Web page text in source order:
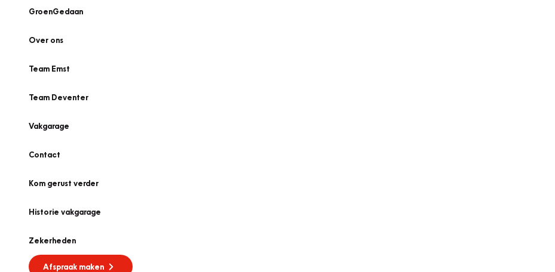
GroenGedaan
Over ons
Team Emst
Team Deventer
Vakgarage
Contact
Kom gerust verder
Historie vakgarage
Zekerheden
Afspraak maken